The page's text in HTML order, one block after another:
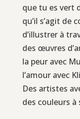
que tu es vert
qu’il s’agit de
d’illustrer à
des œuvres
la peur avec
l’amour avec
Des artistes
des couleurs